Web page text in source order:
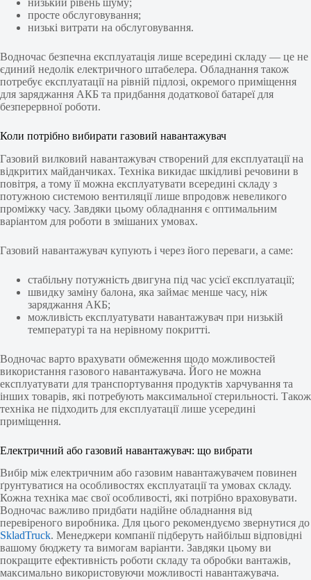
просте обслуговування;
низькі витрати на обслуговування.
Водночас безпечна експлуатація лише всередині складу — це не
єдиний недолік електричного штабелера. Обладнання також
потребує експлуатації на рівній підлозі, окремого приміщення
для заряджання АКБ та придбання додаткової батареї для
безперервної роботи.
Коли потрібно вибирати газовий навантажувач
Газовий вилковий навантажувач створений для експлуатації на
відкритих майданчиках. Техніка викидає шкідливі речовини в
повітря, а тому її можна експлуатувати всередині складу з
потужною системою вентиляції лише впродовж невеликого
проміжку часу. Завдяки цьому обладнання є оптимальним
варіантом для роботи в змішаних умовах.
Газовий навантажувач купують і через його переваги, а саме:
стабільну потужність двигуна під час усієї експлуатації;
швидку заміну балона, яка займає менше часу, ніж
заряджання АКБ;
можливість експлуатувати навантажувач при низькій
температурі та на нерівному покритті.
Водночас варто врахувати обмеження щодо можливостей
використання газового навантажувача. Його не можна
експлуатувати для транспортування продуктів харчування та
інших товарів, які потребують максимальної стерильності. Також
техніка не підходить для експлуатації лише усередині
приміщення.
Електричний або газовий навантажувач: що вибрати
Вибір між електричним або газовим навантажувачем повинен
ґрунтуватися на особливостях експлуатації та умовах складу.
Кожна техніка має свої особливості, які потрібно враховувати.
Водночас важливо придбати надійне обладнання від
перевіреного виробника. Для цього рекомендуємо звернутися до
SkladTruck. Менеджери компанії підберуть найбільш відповідні
вашому бюджету та вимогам варіанти. Завдяки цьому ви
покращите ефективність роботи складу та обробки вантажів,
максимально використовуючи можливості навантажувача.